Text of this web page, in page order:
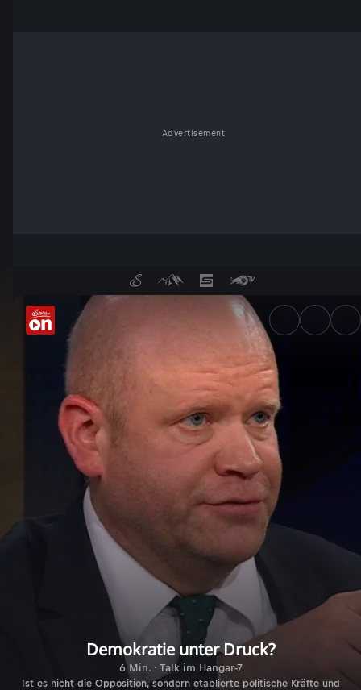
Advertisement
Demokratie unter Druck? -
Demokratie unter Druck?
6 Min. · Talk im Hangar-7
Ist es nicht die Opposition, sondern etablierte politische Kräfte und